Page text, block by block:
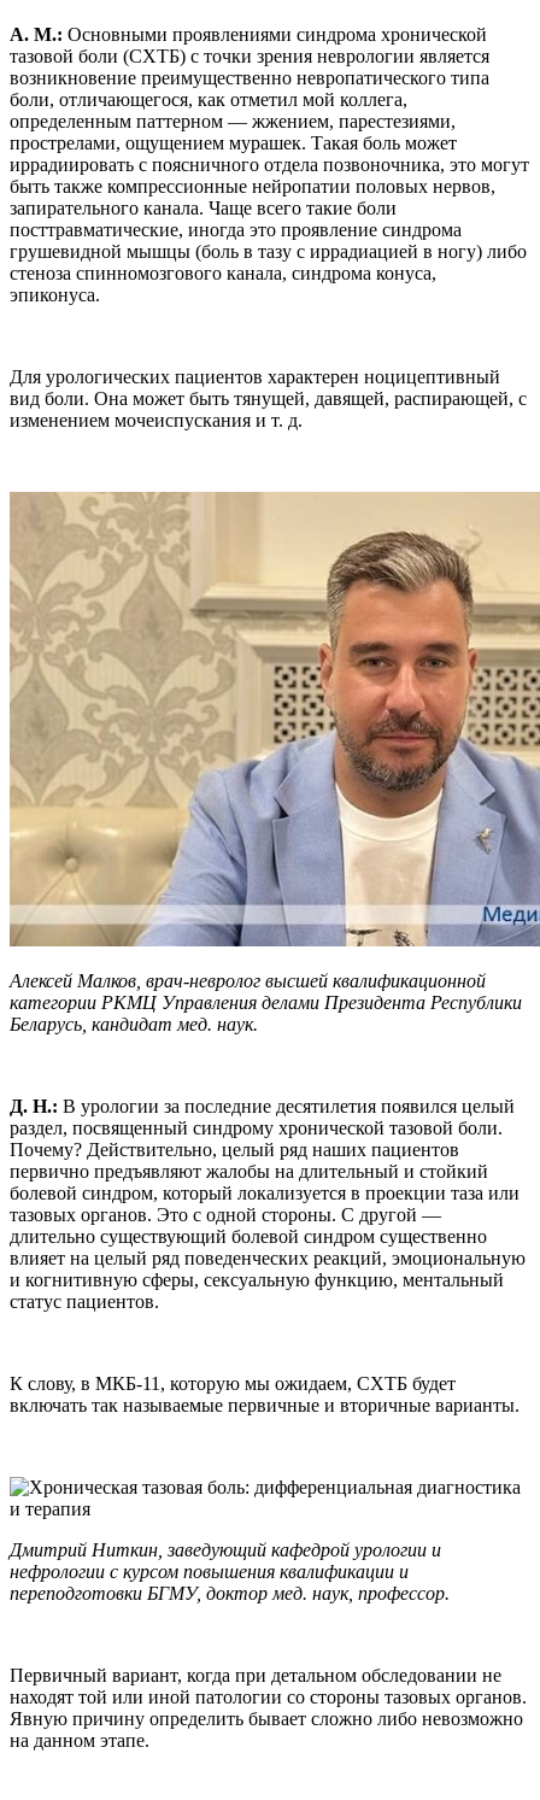
А. М.: Основными проявлениями синдрома хронической
тазовой боли (СХТБ) с точки зрения неврологии является
возникновение преимущественно невропатического типа
боли, отличающегося, как отметил мой коллега,
определенным паттерном — жжением, парестезиями,
прострелами, ощущением мурашек. Такая боль может
иррадиировать с поясничного отдела позвоночника, это могут
быть также компрессионные нейропатии половых нервов,
запирательного канала. Чаще всего такие боли
посттравматические, иногда это проявление синдрома
грушевидной мышцы (боль в тазу с иррадиацией в ногу) либо
стеноза спинномозгового канала, синдрома конуса,
эпиконуса.
Для урологических пациентов характерен ноцицептивный
вид боли. Она может быть тянущей, давящей, распирающей, с
изменением мочеиспускания и т. д.
Алексей Малков, врач-невролог высшей квалификационной
категории РКМЦ Управления делами Президента Республики
Беларусь, кандидат мед. наук.
Д. Н.: В урологии за последние десятилетия появился целый
раздел, посвященный синдрому хронической тазовой боли.
Почему? Действительно, целый ряд наших пациентов
первично предъявляют жалобы на длительный и стойкий
болевой синдром, который локализуется в проекции таза или
тазовых органов. Это с одной стороны. С другой —
длительно существующий болевой синдром существенно
влияет на целый ряд поведенческих реакций, эмоциональную
и когнитивную сферы, сексуальную функцию, ментальный
статус пациентов.
К слову, в МКБ-11, которую мы ожидаем, СХТБ будет
включать так называемые первичные и вторичные варианты.
Дмитрий Ниткин, заведующий кафедрой урологии и
нефрологии с курсом повышения квалификации и
переподготовки БГМУ, доктор мед. наук, профессор.
Первичный вариант, когда при детальном обследовании не
находят той или иной патологии со стороны тазовых органов.
Явную причину определить бывает сложно либо невозможно
на данном этапе.